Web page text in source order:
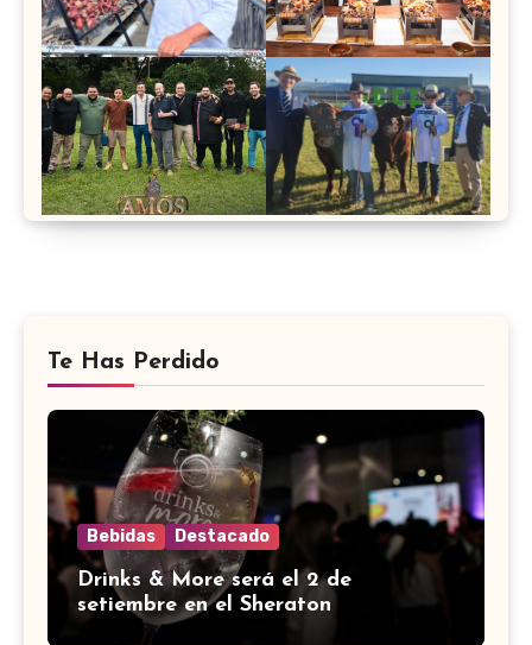
Te Has Perdido
Bebidas Destacado
Drinks & More será el 2 de
setiembre en el Sheraton